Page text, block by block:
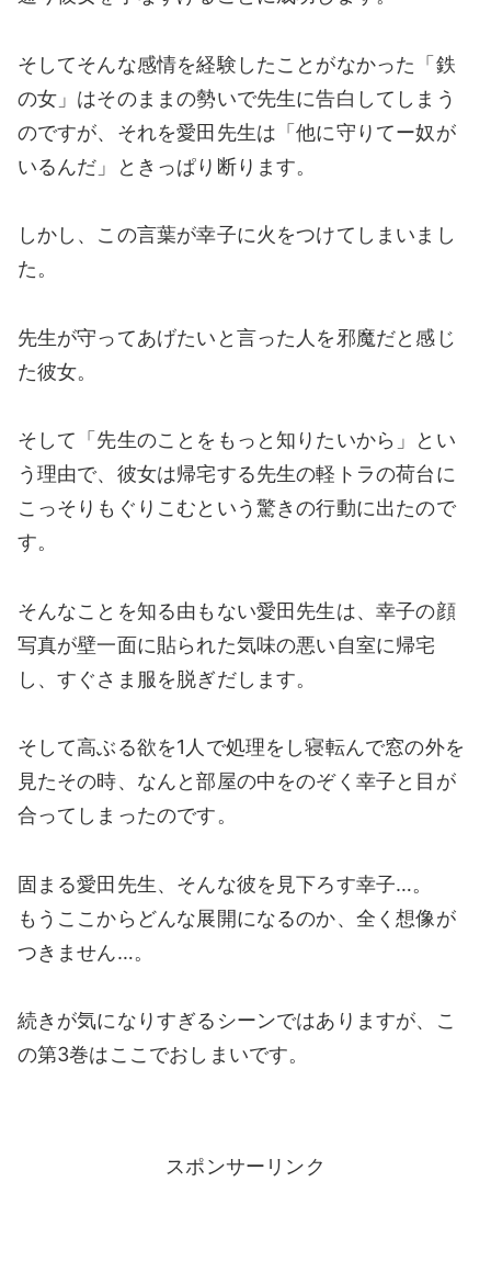
そしてそんな感情を経験したことがなかった「鉄
の女」はそのままの勢いで先生に告白してしまう
のですが、それを愛田先生は「他に守りてー奴が
いるんだ」ときっぱり断ります。
しかし、この言葉が幸子に火をつけてしまいまし
た。
先生が守ってあげたいと言った人を邪魔だと感じ
た彼女。
そして「先生のことをもっと知りたいから」とい
う理由で、彼女は帰宅する先生の軽トラの荷台に
こっそりもぐりこむという驚きの行動に出たので
す。
そんなことを知る由もない愛田先生は、幸子の顔
写真が壁一面に貼られた気味の悪い自室に帰宅
し、すぐさま服を脱ぎだします。
そして高ぶる欲を1人で処理をし寝転んで窓の外を
見たその時、なんと部屋の中をのぞく幸子と目が
合ってしまったのです。
固まる愛田先生、そんな彼を見下ろす幸子…。
もうここからどんな展開になるのか、全く想像が
つきません…。
続きが気になりすぎるシーンではありますが、こ
の第3巻はここでおしまいです。
スポンサーリンク